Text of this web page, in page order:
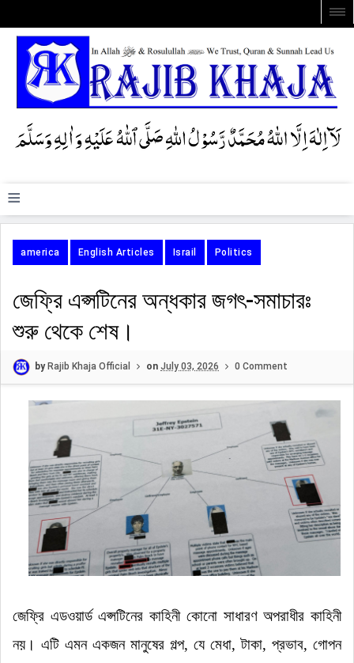
≡
america English Articles Israil Politics
জেফ্রি এপ্সটিনের অন্ধকার জগৎ-সমাচারঃ
শুরু থেকে শেষ।
byRajib Khaja Official on July 03, 2026 0 Comment
জেফ্রি এডওয়ার্ড এপ্সটিনের কাহিনী কোনো সাধারণ অপরাধীর কাহিনী
নয়। এটি এমন একজন মানুষের গল্প, যে মেধা, টাকা, প্রভাব, গোপন